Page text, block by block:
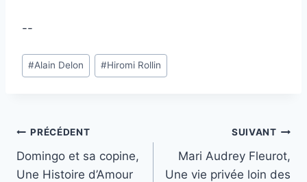
--
Étiquettes
de
#Alain Delon #Hiromi Rollin
Navigation
de
PRÉCÉDENT
Domingo et sa copine,
Une Histoire d’Amour
SUIVANT
Mari Audrey Fleurot,
Une vie privée loin des